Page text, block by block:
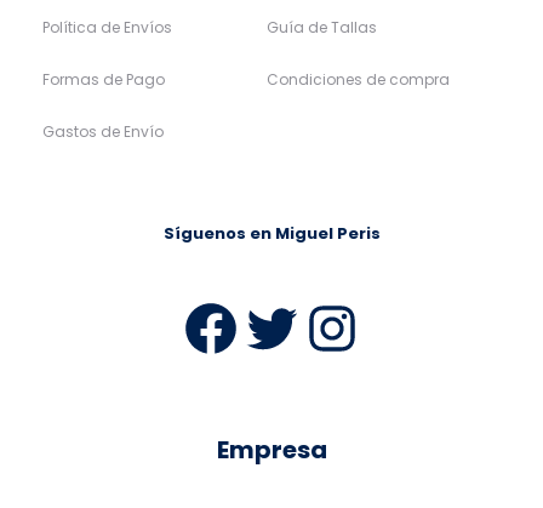
Política de Envíos
Formas de Pago
Gastos de Envío
Guía de Tallas
Condiciones de compra
Síguenos en Miguel Peris
Facebook
Twitter
Empresa